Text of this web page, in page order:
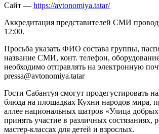
Сайт — https://avtonomiya.tatar/
Аккредитация представителей СМИ
12:00.
Просьба указать ФИО состава группы,
название СМИ, конт. телефон,
необходимо отправлять на электронную
pressa@avtonomiya.tatar
Гости Сабантуя смогут продегустировать
блюда на площадках Кухни народов мира,
аллее национальных шатров «Улица добрых
принять участие в различных состязаниях,
мастер-классах для детей и взрослых.